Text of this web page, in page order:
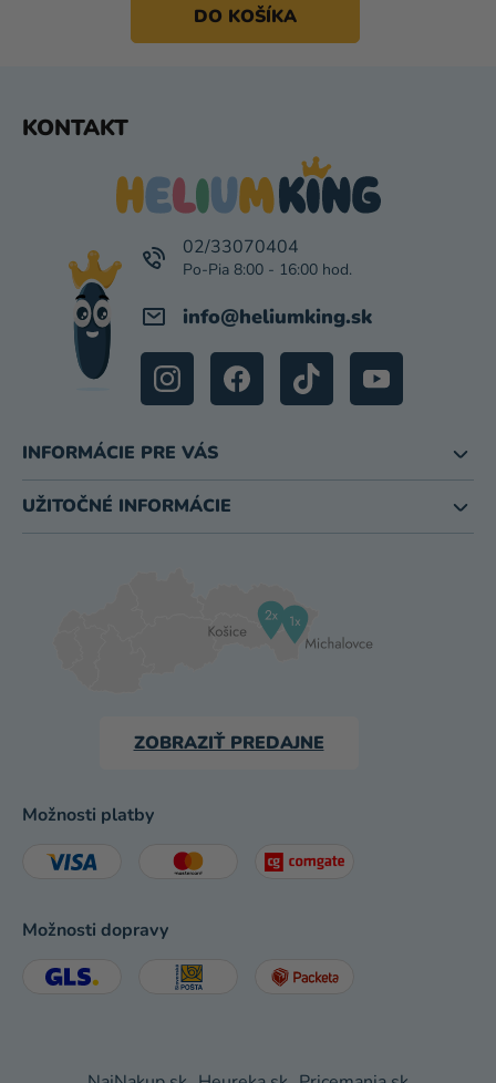
DO KOŠÍKA
KONTAKT
info@heliumking.sk
02/33070404
INFORMÁCIE PRE VÁS
UŽITOČNÉ INFORMÁCIE
ZOBRAZIŤ PREDAJNE
Možnosti platby
Možnosti dopravy